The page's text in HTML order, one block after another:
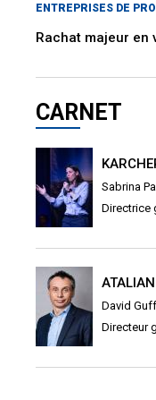
ENTREPRISES DE
Rachat majeur en
CARNET
Sabrina
Directrice
ATALIAN
David
Directeur